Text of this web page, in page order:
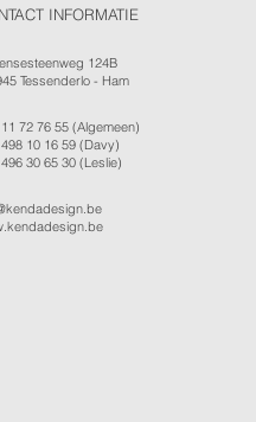
INFORMATIE
124B
Tessenderlo - Ham
72 76 55 (Algemeen)
10 16 59 (Davy)
30 65 30 (Leslie)